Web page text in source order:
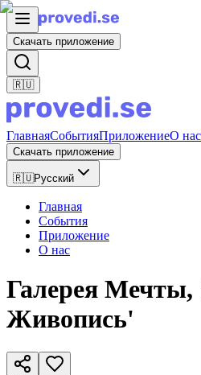
Скачать приложение
🇷🇺
ГлавнаяСобытияПриложениеО нас
Скачать приложение
🇷🇺Русский
Главная
События
Приложение
О нас
Галерея Мечты,
Живопись'